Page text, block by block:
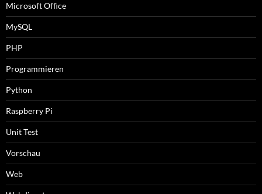
Microsoft Office
MySQL
PHP
Programmieren
Python
Raspberry Pi
Unit Test
Vorschau
Web